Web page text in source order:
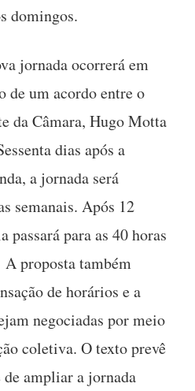
domingos.
jornada ocorrerá em
de um acordo entre o
da Câmara, Hugo Motta
dias após a
a jornada será
semanais. Após 12
passará para as 40 horas
proposta também
de horários e a
negociadas por meio
coletiva. O texto prevê
ampliar a jornada